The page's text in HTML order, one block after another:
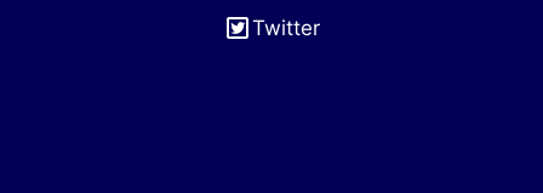
Twitter